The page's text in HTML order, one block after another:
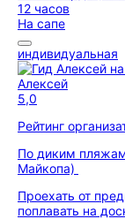
12 часов
На сапе
индивидуальная
Алексей
5,0
Рейтинг
По диким
Майкопа)
Проехать от
поплавать на